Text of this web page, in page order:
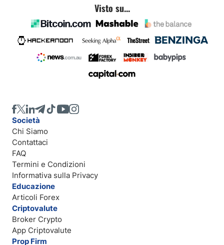
Visto su...
Società
Chi Siamo
Contattaci
FAQ
Termini e Condizioni
Informativa sulla Privacy
Educazione
Articoli Forex
Criptovalute
Broker Crypto
App Criptovalute
Prop Firm